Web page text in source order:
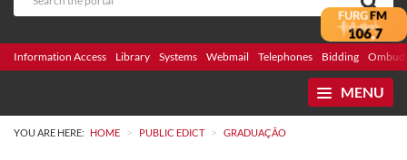
Information Access Library Systems Webmail Telephones Bidding
MENU
YOU ARE HERE: HOME > PUBLIC EDICT > GRADUAÇÃO